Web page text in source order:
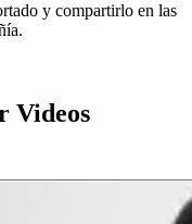
y compartirlo en las
Videos